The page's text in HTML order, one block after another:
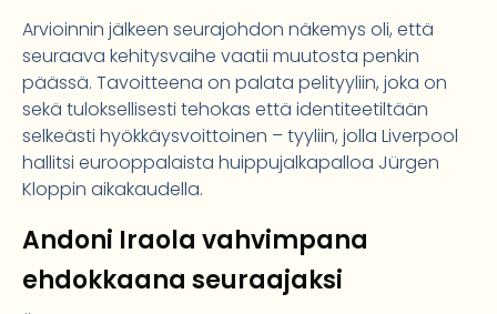
Arvioinnin jälkeen seurajohdon näkemys oli, että
seuraava kehitysvaihe vaatii muutosta penkin
päässä. Tavoitteena on palata pelityyliin, joka on
sekä tuloksellisesti tehokas että identiteetiltään
selkeästi hyökkäysvoittoinen – tyyliin, jolla Liverpool
hallitsi eurooppalaista huippujalkapalloa Jürgen
Kloppin aikakaudella.
Andoni Iraola vahvimpana
ehdokkaana seuraajaksi